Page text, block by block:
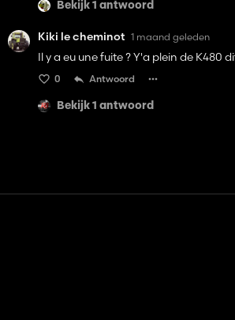
Bekijk 1 antwoord
Kiki le cheminot 1 maand geleden
Il y a eu une fuite ? Y'a plein de K480
0 Antwoord
Bekijk 1 antwoord